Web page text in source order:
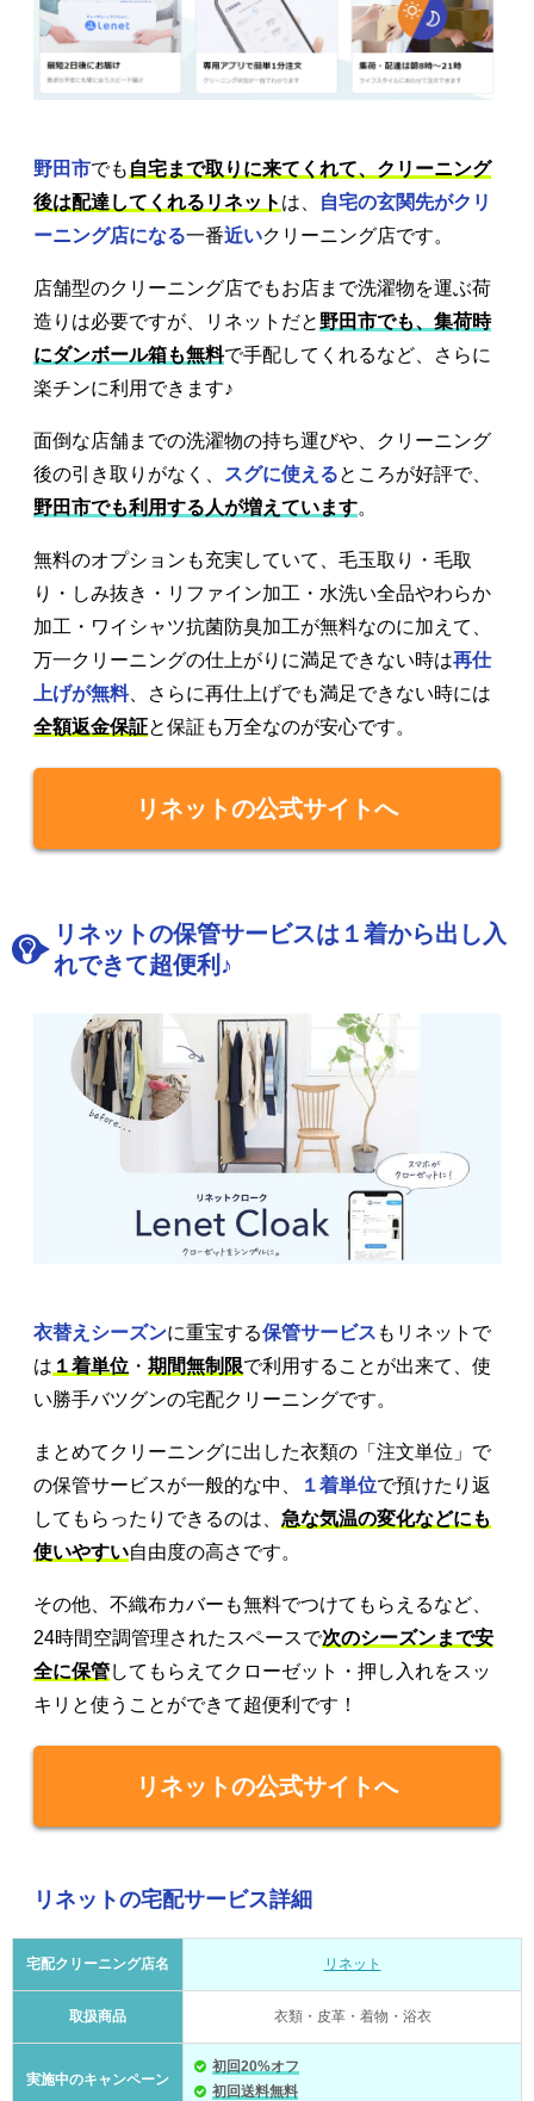
野田市でも 自宅まで取りに来てくれて、クリーニング
後は配達してくれるリネット は、
自宅の玄関先がクリ
ーニング店になる一番近いクリーニング店です。
店舗型のクリーニング店でもお店まで洗濯物を運ぶ荷
造りは必要ですが、リネットだと 野田市でも、集荷時
にダンボール箱も無料で手配してくれるなど、さらに
楽チンに利用できます♪
面倒な店舗までの洗濯物の持ち運びや、クリーニング
後の引き取りがなく、
スグに使えるところが好評で、
野田市でも利用する人が増えています。
無料のオプションも充実していて、毛玉取り・毛取
り・しみ抜き・リファイン加工・水洗い全品やわらか
加工・ワイシャツ抗菌防臭加工が無料なのに加えて、
万一クリーニングの仕上がりに満足できない時は再仕
上げが無料、さらに再仕上げでも満足できない時には
全額返金保証と保証も万全なのが安心です。
リネットの公式サイトへ
リネットの保管サービスは１着から出し入
れできて超便利♪
衣替えシーズンに重宝する保管サービス もリネットで
は １着単位 ・ 期間無制限で利用することが出来て、使
い勝手バツグンの宅配クリーニングです。
まとめてクリーニングに出した衣類の「注文単位」で
の保管サービスが一般的な中、
１着単位で預けたり返
してもらったりできるのは、 急な気温の変化などにも
使いやすい自由度の高さです。
その他、不織布カバーも無料でつけてもらえるなど、
24時間空調管理されたスペースで次のシーズンまで安
全に保管してもらえてクローゼット・押し入れをスッ
キリと使うことができて超便利です！
リネットの公式サイトへ
リネットの宅配サービス詳細
宅配クリーニング店名 リネット
取扱商品 衣類・皮革・着物・浴衣
実施中のキャンペーン
初回20%オフ
初回送料無料